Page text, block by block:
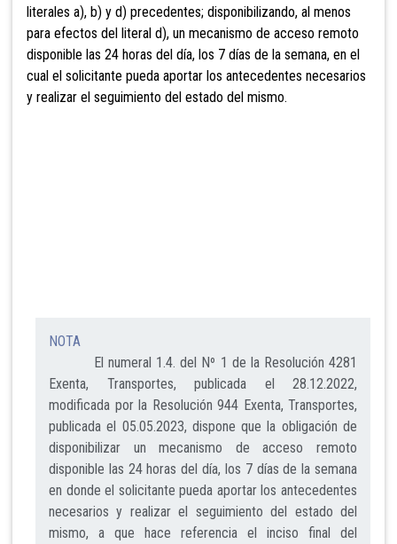
literales a), b) y d) precedentes; disponibilizando, al menos
para efectos del literal d), un mecanismo de acceso remoto
disponible las 24 horas del día, los 7 días de la semana, en el
cual el solicitante pueda aportar los antecedentes necesarios
y realizar el seguimiento del estado del mismo.
NOTA
El numeral 1.4. del Nº 1 de la Resolución 4281
Exenta, Transportes, publicada el 28.12.2022,
modificada por la Resolución 944 Exenta, Transportes,
publicada el 05.05.2023, dispone que la obligación de
disponibilizar un mecanismo de acceso remoto
disponible las 24 horas del día, los 7 días de la semana
en donde el solicitante pueda aportar los antecedentes
necesarios y realizar el seguimiento del estado del
mismo, a que hace referencia el inciso final del